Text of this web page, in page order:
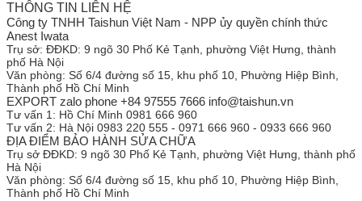
THÔNG TIN LIÊN HỆ
Công ty TNHH Taishun Việt Nam - NPP ủy quyền chính thức
Anest Iwata
Trụ sở: ĐĐKD: 9 ngõ 30 Phố Kẻ Tạnh, phường Việt Hưng, thành
phố Hà Nội
Văn phòng: Số 6/4 đường số 15, khu phố 10, Phường Hiệp Bình,
Thành phố Hồ Chí Minh
EXPORT zalo phone +84 97555 7666 info@taishun.vn
Tư vấn 1: Hồ Chí Minh 0981 666 960
Tư vấn 2: Hà Nội 0983 220 555 - 0971 666 960 - 0933 666 960
ĐỊA ĐIỂM BẢO HÀNH SỬA CHỮA
Trụ sở ĐĐKD: 9 ngõ 30 Phố Kẻ Tạnh, phường Việt Hưng, thành phố
Hà Nội
Văn phòng: Số 6/4 đường số 15, khu phố 10, Phường Hiệp Bình,
Thành phố Hồ Chí Minh